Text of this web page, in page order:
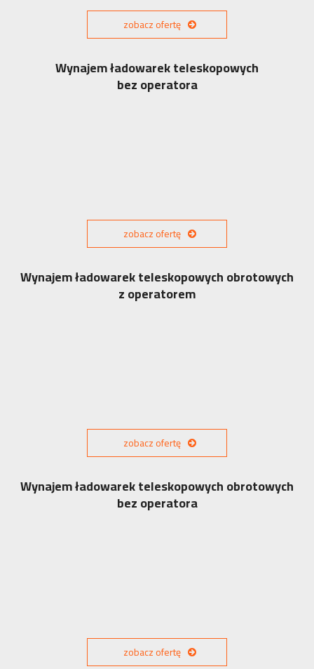
zobacz ofertę
Wynajem ładowarek teleskopowych
bez operatora
zobacz ofertę
Wynajem ładowarek teleskopowych obrotowych
z operatorem
zobacz ofertę
Wynajem ładowarek teleskopowych obrotowych
bez operatora
zobacz ofertę